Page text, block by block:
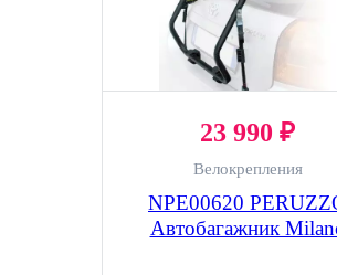
23 990 ₽
Велокрепления
NPE00620
Автобагажник